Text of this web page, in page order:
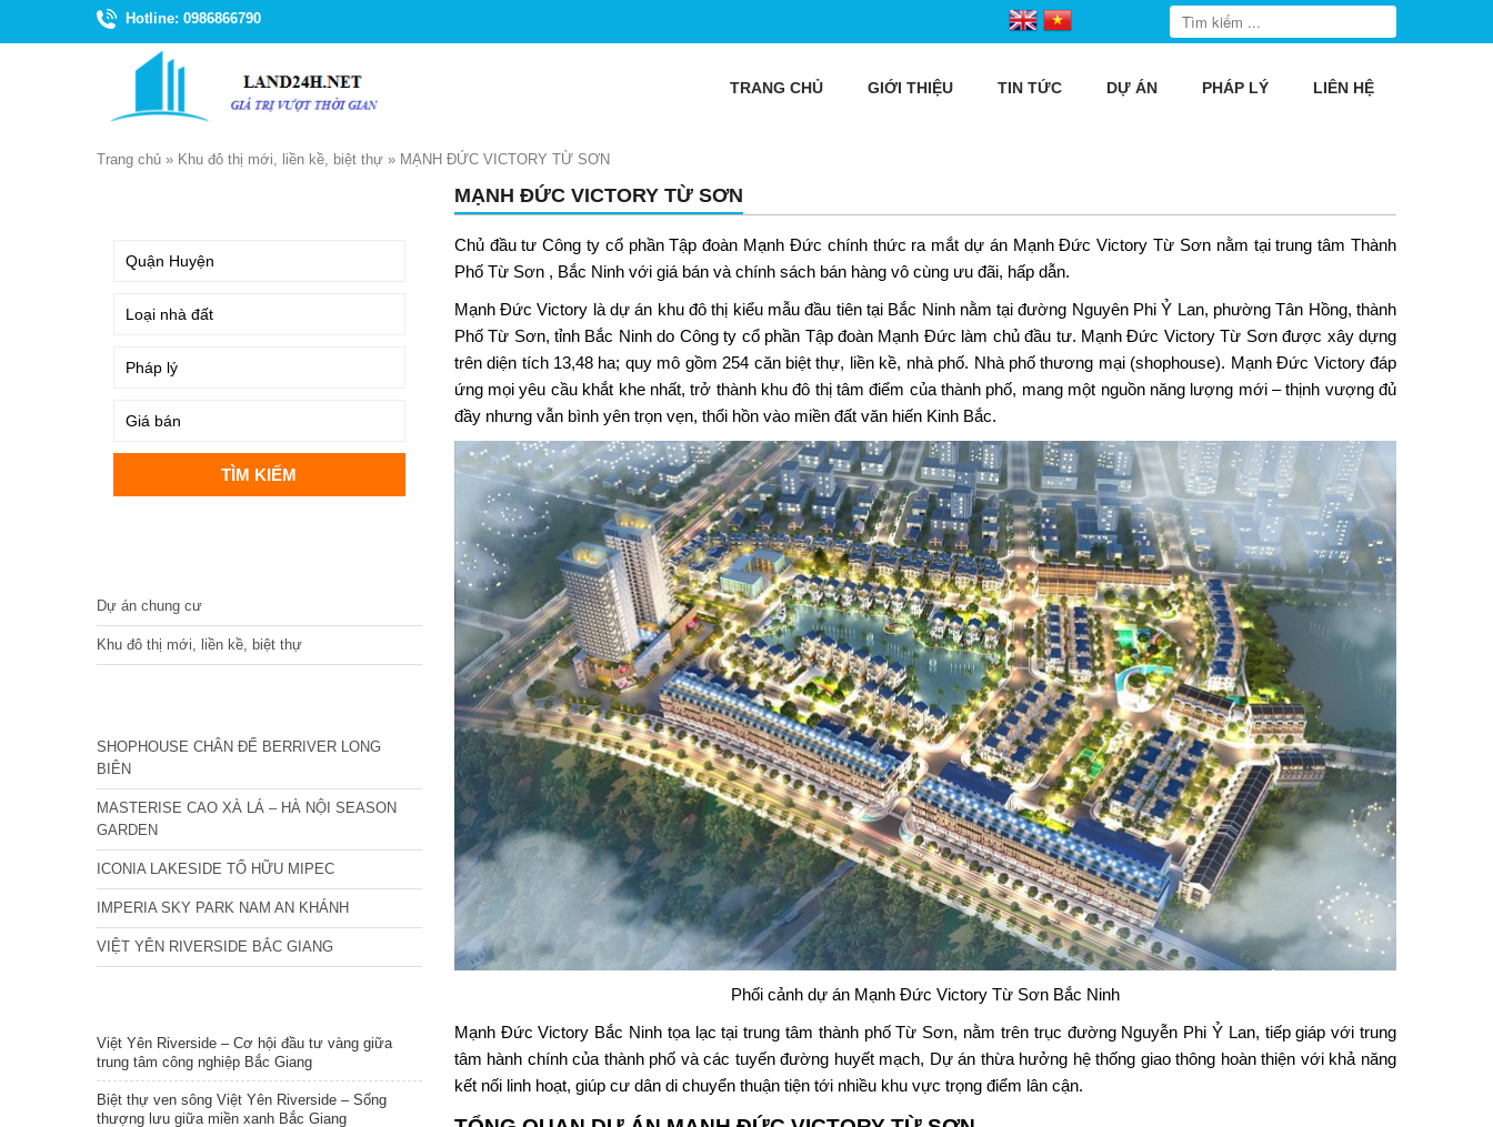
Hotline: 0986866790
TRANG CHỦ GIỚI THIỆU TIN TỨC DỰ ÁN PHÁP LÝ LIÊN HỆ
Trang chủ » Khu đô thị mới, liền kề, biệt thự » MẠNH ĐỨC VICTORY TỪ SƠN
MẠNH ĐỨC VICTORY TỪ SƠN
Chủ đầu tư Công ty cổ phần Tập đoàn Mạnh Đức chính thức ra mắt dự án Mạnh Đức Victory Từ Sơnnằm tại trung tâm Thành
Phố Từ Sơn , Bắc Ninh với giá bán và chính sách bán hàng vô cùng ưu đãi, hấp dẫn.
Mạnh Đức Victory là dự án khu đô thị kiểu mẫu đầu tiên tại Bắc Ninh nằm tại đường Nguyên Phi Ỷ Lan, phường Tân Hồng, thành
Phố Từ Sơn, tỉnh Bắc Ninh do Công ty cổ phần Tập đoàn Mạnh Đức làm chủ đầu tư. Mạnh Đức Victory Từ Sơn được xây dựng
trên diện tích 13,48 ha; quy mô gồm 254 căn biệt thự, liền kề, nhà phố. Nhà phố thương mại (shophouse). Mạnh Đức Victory đáp
ứng mọi yêu cầu khắt khe nhất, trở thành khu đô thị tâm điểm của thành phố, mang một nguồn năng lượng mới – thịnh vượng đủ
đầy nhưng vẫn bình yên trọn vẹn, thổi hồn vào miền đất văn hiến Kinh Bắc.
Phối cảnh dự án Mạnh Đức Victory Từ Sơn Bắc Ninh
Mạnh Đức Victory Bắc Ninh tọa lạc tại trung tâm thành phố Từ Sơn, nằm trên trục đường Nguyễn Phi Ỷ Lan, tiếp giáp với trung
tâm hành chính của thành phố và các tuyến đường huyết mạch, Dự án thừa hưởng hệ thống giao thông hoàn thiện với khả năng
kết nối linh hoạt, giúp cư dân di chuyển thuận tiện tới nhiều khu vực trọng điểm lân cận.
Dự án chung cư
Khu đô thị mới, liền kề, biệt thự
SHOPHOUSE CHÂN ĐẾ BERRIVER LONG
BIÊN
MASTERISE CAO XÀ LÁ – HÀ NỘI SEASON
GARDEN
ICONIA LAKESIDE TỐ HỮU MIPEC
IMPERIA SKY PARK NAM AN KHÁNH
VIỆT YÊN RIVERSIDE BẮC GIANG
Việt Yên Riverside – Cơ hội đầu tư vàng giữa
trung tâm công nghiệp Bắc Giang
Biệt thự ven sông Việt Yên Riverside – Sống
thượng lưu giữa miền xanh Bắc Giang